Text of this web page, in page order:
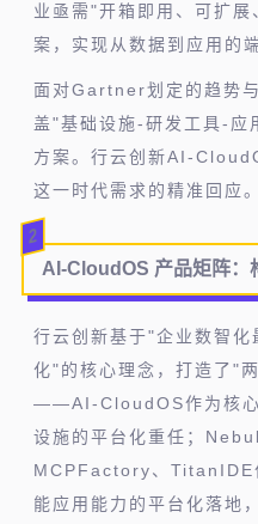
业亟需"开箱即用、可扩
案，实现从数据到应用的
面对Gartner划定的趋势
盖"基础设施-研发工具-应
方案。行云创新AI-
这一时代需求的精准回应。
2
AI-CloudOS 产品矩阵：
行云创新基于"企业数智化
化"的核心理念，打造了"
——AI-CloudOS作为核心
设施的平台化重任；
MCPFactory、TitanIDE
能应用能力的平台化落地